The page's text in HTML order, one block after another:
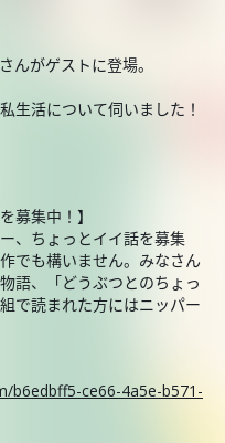
んがゲストに登場。
生活について伺いました！
募集中！】
、ちょっとイイ話を募集
でも構いません。みなさん
語、「どうぶつとのちょっ
で読まれた方にはニッパー
b6edbff5-ce66-4a5e-b571-